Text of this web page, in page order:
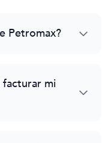
Petromax?
mi